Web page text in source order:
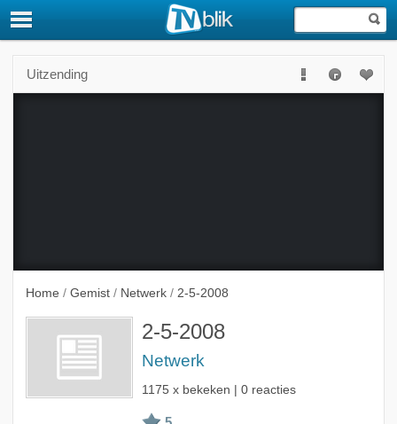
Uitzending
Deze uitzending is niet langer beschikbaar.
Home / Gemist / Netwerk / 2-5-2008
2-5-2008
Netwerk
1175 x bekeken | 0 reacties